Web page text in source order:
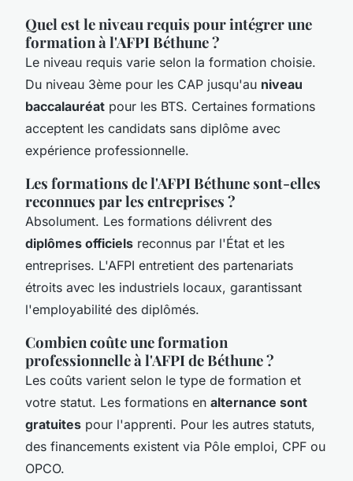
Quel est le niveau requis pour intégrer une
formation à l'AFPI Béthune ?
Le niveau requis varie selon la formation choisie.
Du niveau 3ème pour les CAP jusqu'au niveau
baccalauréat pour les BTS. Certaines formations
acceptent les candidats sans diplôme avec
expérience professionnelle.
Les formations de l'AFPI Béthune sont-elles
reconnues par les entreprises ?
Absolument. Les formations délivrent des
diplômes officiels reconnus par l'État et les
entreprises. L'AFPI entretient des partenariats
étroits avec les industriels locaux, garantissant
l'employabilité des diplômés.
Combien coûte une formation
professionnelle à l'AFPI de Béthune ?
Les coûts varient selon le type de formation et
votre statut. Les formations en alternance sont
gratuites pour l'apprenti. Pour les autres statuts,
des financements existent via Pôle emploi, CPF ou
OPCO.